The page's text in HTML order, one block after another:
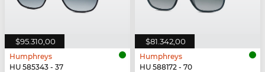
$95.310,00
Humphreys
HU 585343 - 37
$81.342,00
Humphreys
HU 588172 - 70